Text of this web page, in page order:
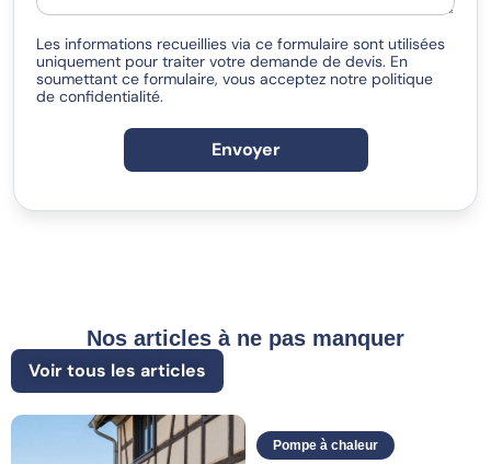
Les informations recueillies via ce formulaire sont utilisées
uniquement pour traiter votre demande de devis. En
soumettant ce formulaire, vous acceptez notre politique
de confidentialité.
Envoyer
Nos articles à ne pas manquer
Voir tous les articles
Pompe à chaleur